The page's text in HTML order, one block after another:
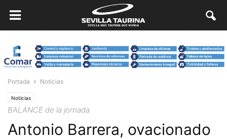
Portada Noticias
Noticias
BALANCE de la jornada
Antonio Barrera, ovacionado